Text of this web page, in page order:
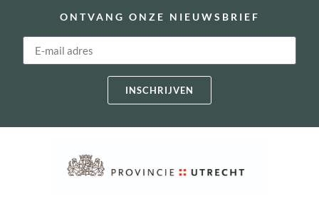
ONTVANG ONZE NIEUWSBRIEF
INSCHRIJVEN